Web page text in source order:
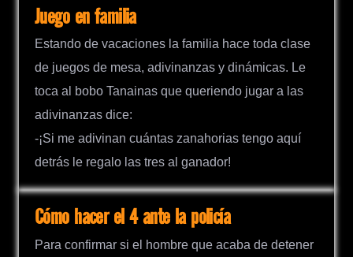
Juego en familia
Estando de vacaciones la familia hace toda clase
de juegos de mesa, adivinanzas y dinámicas. Le
toca al bobo Tanainas que queriendo jugar a las
adivinanzas dice:
-¡Si me adivinan cuántas zanahorias tengo aquí
detrás le regalo las tres al ganador!
Cómo hacer el 4 ante la policía
Para confirmar si el hombre que acaba de detener